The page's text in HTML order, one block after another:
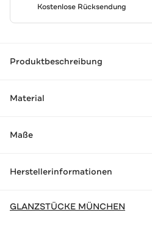
Kostenlose Rücksendung
Produktbeschreibung
Material
Maße
Herstellerinformationen
GLANZSTÜCKE MÜNCHEN